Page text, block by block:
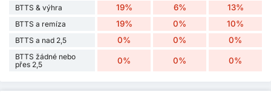
BTTS & výhra 19% 6% 13%
BTTS a remíza 19% 0% 10%
BTTS a nad 2,5 0% 0% 0%
BTTS žádné nebo
přes 2,5
0% 0% 0%